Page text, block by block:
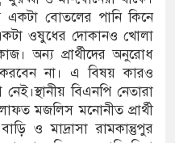
একটা বোতলের পানি কিনে
ওষুধের দোকানও খোলা
অন্য প্রার্থীদের অনুরোধ
না। এ বিষয় কারও
বিএনপি নেতারা
মজলিস মনোনীত প্রার্থী
ও মাদ্রাসা রামকান্তুপুর